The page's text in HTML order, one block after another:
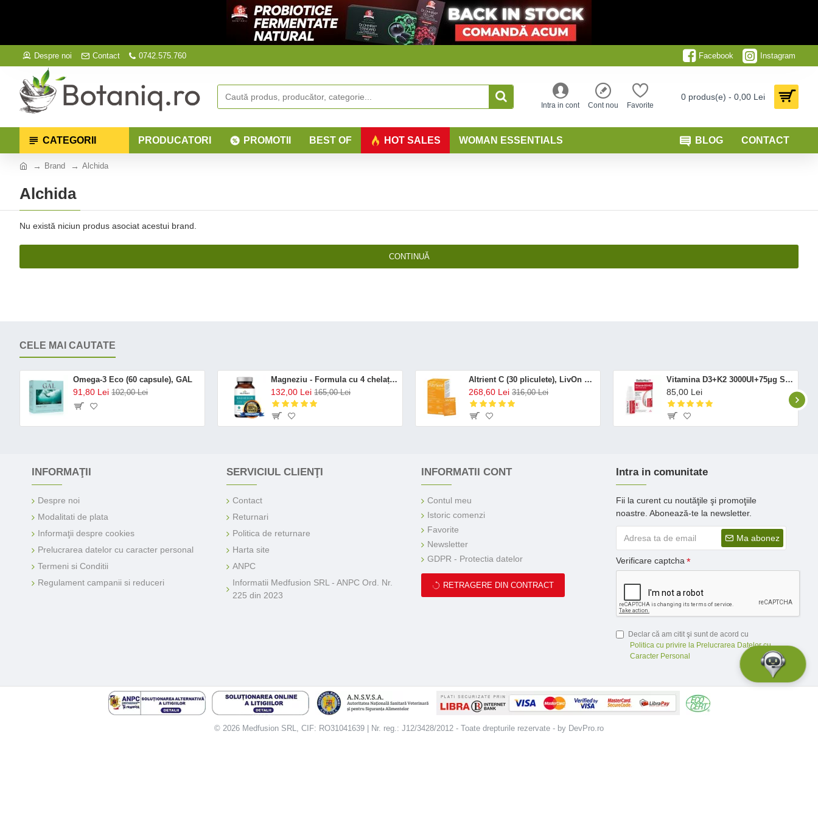
Despre noi Contact 0742.575.760 Facebook Instagram
Intra in cont Cont nou Favorite
0 produs(e) - 0,00 Lei
CATEGORII PRODUCATORI PROMOTII BEST OF HOT SALES WOMAN ESSENTIALS BLOG CONTACT
Brand Alchida
Alchida
Nu există niciun produs asociat acestui brand.
CONTINUĂ
CELE MAI CAUTATE
Omega-3 Eco (60 capsule), GAL
91,80 Lei 102,00 Lei
Magneziu - Formula cu 4 chelați (120 capsule), Neutrient
132,00 Lei 165,00 Lei
Altrient C (30 pliculete), LivOn Labs
268,60 Lei 316,00 Lei
Vitamina D3+K2 3000UI+75μg Spray Oral (12 ml), BetterYou
85,00 Lei
INFORMAŢII
Despre noi
Modalitati de plata
Informaţii despre cookies
Prelucrarea datelor cu caracter personal
Termeni si Conditii
Regulament campanii si reduceri
SERVICIUL CLIENŢI
Contact
Returnari
Politica de returnare
Harta site
ANPC
Informatii Medfusion SRL - ANPC Ord. Nr.
225 din 2023
INFORMATII CONT
Contul meu
Istoric comenzi
Favorite
Newsletter
GDPR - Protectia datelor
RETRAGERE DIN CONTRACT
Intra in comunitate
Fii la curent cu noutăţile şi promoţiile
noastre. Abonează-te la newsletter.
Ma abonez
Verificare captcha
Declar că am citit şi sunt de acord cu
Politica cu privire la Prelucrarea Datelor cu
Caracter Personal
© 2026 Medfusion SRL, CIF: RO31041639 | Nr. reg.: J12/3428/2012 - Toate drepturile rezervate - by DevPro.ro